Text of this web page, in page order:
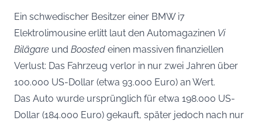
Ein schwedischer Besitzer einer BMW i7
Elektrolimousine erlitt laut den Automagazinen Vi
Bilägare und Boosted einen massiven finanziellen
Verlust: Das Fahrzeug verlor in nur zwei Jahren über
100.000 US-Dollar (etwa 93.000 Euro) an Wert.
Das Auto wurde ursprünglich für etwa 198.000 US-
Dollar (184.000 Euro) gekauft, später jedoch nach nur